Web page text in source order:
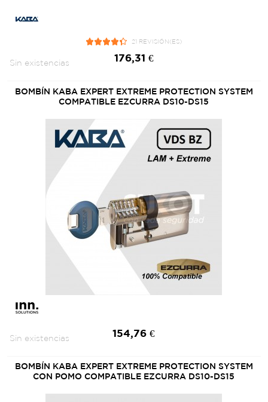
21 REVISIÓN(ES)
176,31 €
Sin existencias
BOMBÍN KABA EXPERT EXTREME PROTECTION SYSTEM
COMPATIBLE EZCURRA DS10-DS15
154,76 €
Sin existencias
BOMBÍN KABA EXPERT EXTREME PROTECTION SYSTEM
CON POMO COMPATIBLE EZCURRA DS10-DS15